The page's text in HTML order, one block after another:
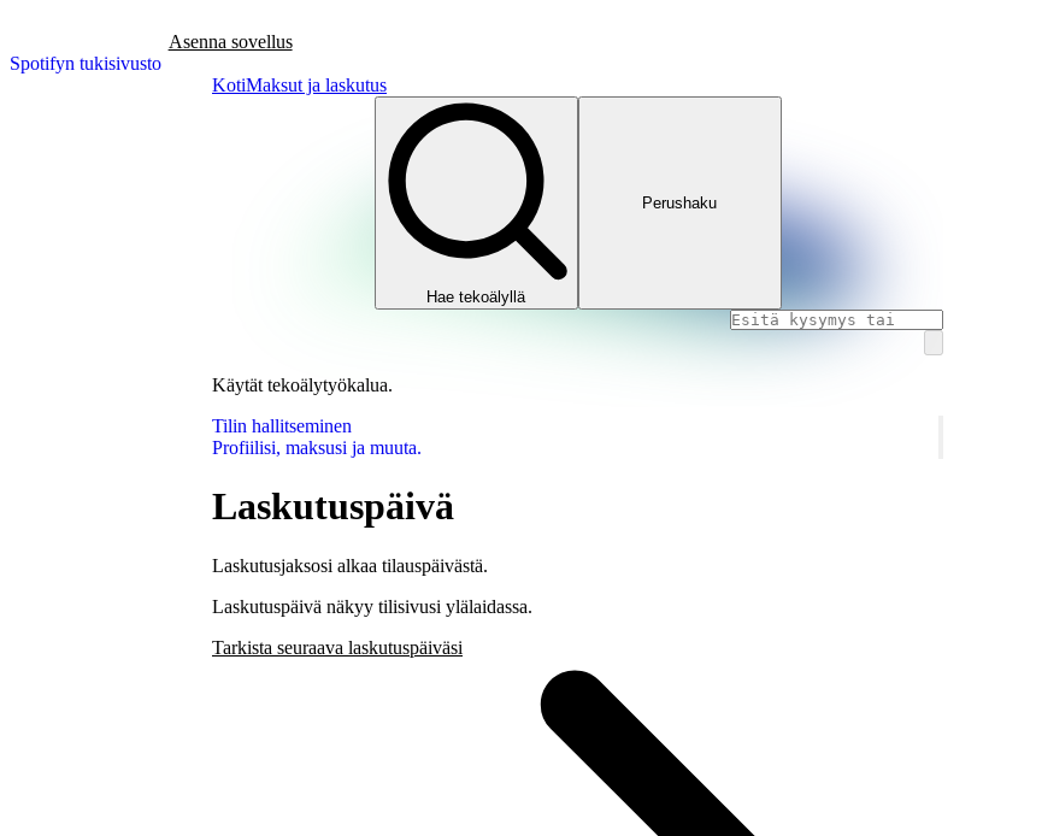
Spotifyn tukisivusto
Asenna sovellus
KotiMaksut ja laskutus
Hae tekoälyllä
Perushaku
Käytät tekoälytyökalua.
Tilin hallitseminen
Profiilisi, maksusi ja muuta.
Laskutuspäivä
Laskutusjaksosi alkaa tilauspäivästä.
Laskutuspäivä näkyy tilisivusi ylälaidassa.
Tarkista seuraava laskutuspäiväsi